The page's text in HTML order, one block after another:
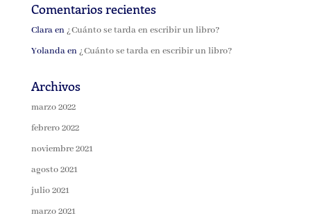
Comentarios recientes
Claraen¿Cuánto se tarda en escribir un libro?
Yolandaen¿Cuánto se tarda en escribir un libro?
Archivos
marzo 2022
febrero 2022
noviembre 2021
agosto 2021
julio 2021
marzo 2021